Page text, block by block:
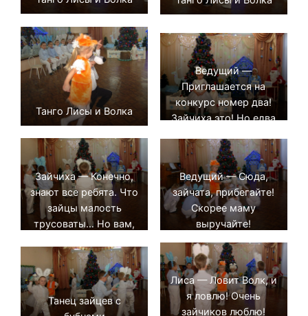
Танго Лисы и Волка
Ведущий —
Приглашается на
конкурс номер два!
Зайчиха это! Но едва
Зайчиха — Конечно,
знают все ребята. Что
зайцы малость
трусоваты… Но вам,
прямо, Что я
заботливая мама!
Ведущий — Сюда,
зайчата, прибегайте!
Скорее маму
выручайте!
Танец зайцев с
Лиса — Ловит Волк, и
я ловлю! Очень
зайчиков люблю!